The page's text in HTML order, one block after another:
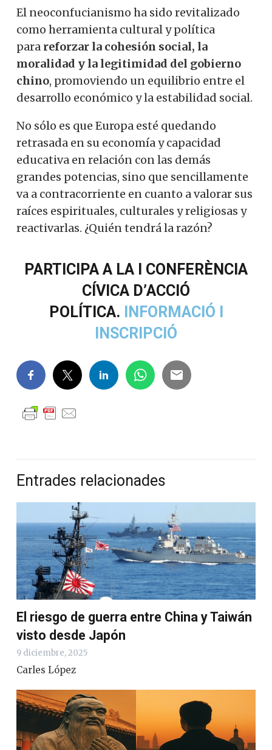
El neoconfucianismo ha sido revitalizado
como herramienta cultural y política
para reforzar la cohesión social, la
moralidad y la legitimidad del gobierno
chino, promoviendo un equilibrio entre el
desarrollo económico y la estabilidad social.
No sólo es que Europa esté quedando
retrasada en su economía y capacidad
educativa en relación con las demás
grandes potencias, sino que sencillamente
va a contracorriente en cuanto a valorar sus
raíces espirituales, culturales y religiosas y
reactivarlas. ¿Quién tendrá la razón?
PARTICIPA A LA I CONFERÈNCIA
CÍVICA D’ACCIÓ
POLÍTICA.
INFORMACIÓ I
INSCRIPCIÓ
Entrades relacionades
El riesgo de guerra entre China y Taiwán
visto desde Japón
9 diciembre, 2025
Carles López